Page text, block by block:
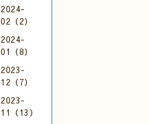
2024-
02（2）
2024-
01（8）
2023-
12（7）
2023-
11（13）